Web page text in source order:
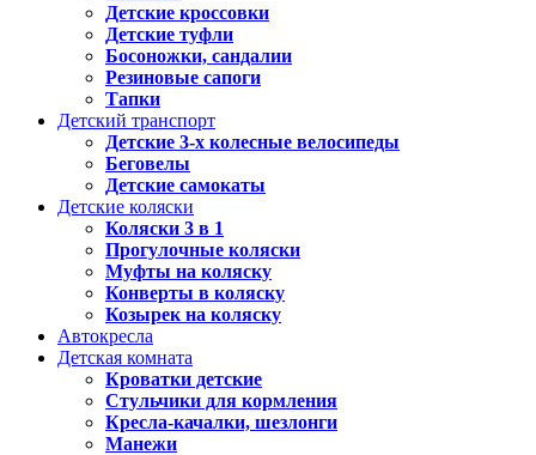
Детские кроссовки
Детские туфли
Босоножки, сандалии
Резиновые сапоги
Тапки
Детский транспорт
Детские 3-х колесные велосипеды
Беговелы
Детские самокаты
Детские коляски
Коляски 3 в 1
Прогулочные коляски
Муфты на коляску
Конверты в коляску
Козырек на коляску
Автокресла
Детская комната
Кроватки детские
Стульчики для кормления
Кресла-качалки, шезлонги
Манежи